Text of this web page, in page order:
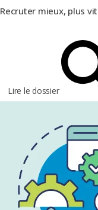
Recruter mieux, plus
Lire le dossier